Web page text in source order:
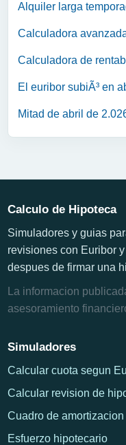
Alquiler larga
Calculadora
Calculadora de
El euribor subiÃ³ en
Mitad de abril de
Calculo de Hipoteca
Simuladores y guias
revisiones con Euribor
despues de firmar una
La informacion
asesoramiento
Simuladores
Calcular cuota segun
Calcular revision de
Cuadro de amortizacion
Esfuerzo hipotecario